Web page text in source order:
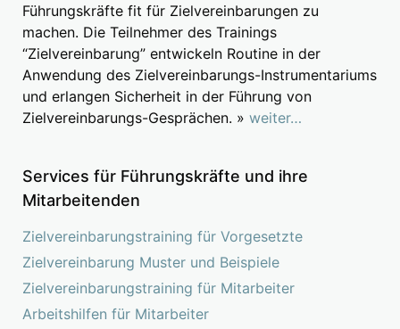
Führungskräfte fit für Zielvereinbarungen zu
machen. Die Teilnehmer des Trainings
“Zielvereinbarung” entwickeln Routine in der
Anwendung des Zielvereinbarungs-Instrumentariums
und erlangen Sicherheit in der Führung von
Zielvereinbarungs-Gesprächen. » weiter…
Services für Führungskräfte und ihre
Mitarbeitenden
Zielvereinbarungstraining für Vorgesetzte
Zielvereinbarung Muster und Beispiele
Zielvereinbarungstraining für Mitarbeiter
Arbeitshilfen für Mitarbeiter